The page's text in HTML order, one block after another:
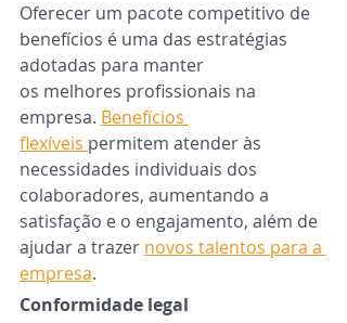
Oferecer um pacote competitivo de
benefícios é uma das estratégias
adotadas para manter
os melhores profissionais na
empresa. Benefícios
flexíveis permitem atender às
necessidades individuais dos
colaboradores, aumentando a
satisfação e o engajamento, além de
ajudar a trazer novos talentos para a
empresa.
Conformidade legal